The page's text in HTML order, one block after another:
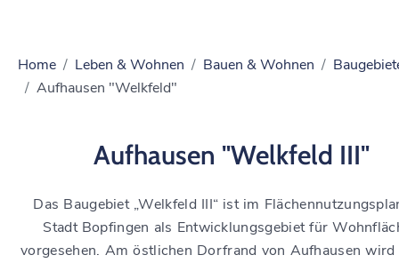
Home Leben & Wohnen Bauen & Wohnen
Aufhausen "Welkfeld"
Aufhausen "Welkfeld III"
Das Baugebiet „Welkfeld III“ ist im
Stadt Bopfingen als Entwicklungsgebiet für
vorgesehen. Am östlichen Dorfrand von Aufhausen wird